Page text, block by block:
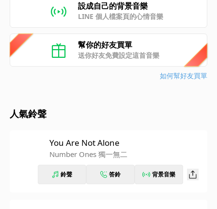
設成自己的背景音樂
LINE 個人檔案頁的心情音樂
幫你的好友買單
送你好友免費設定這首音樂
如何幫好友買單
人氣鈴聲
You Are Not Alone
Number Ones 獨一無二
鈴聲 答鈴 背景音樂